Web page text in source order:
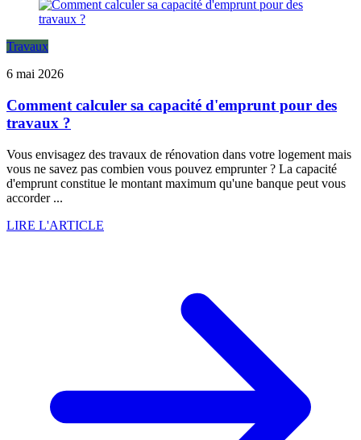
Travaux
6 mai 2026
Comment calculer sa capacité d'emprunt pour des
travaux ?
Vous envisagez des travaux de rénovation dans votre logement mais
vous ne savez pas combien vous pouvez emprunter ? La capacité
d'emprunt constitue le montant maximum qu'une banque peut vous
accorder ...
LIRE L'ARTICLE